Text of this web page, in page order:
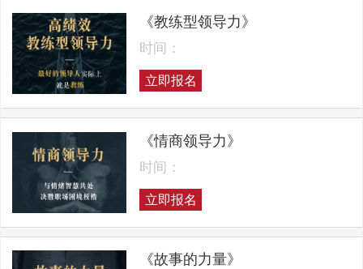
《教练型领导力》
时间：
立即报名
《情商领导力》
时间：
立即报名
《故事的力量》